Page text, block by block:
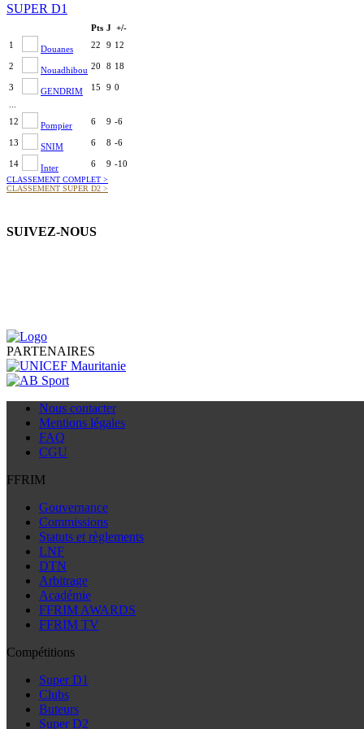
SUPER D1
Pts J +/-
1
Douanes 22 9 12
2 Nouadhibou 20 8 18
3 GENDRIM 15 9 0
12
Pompier 6 9 -6
13 SNIM 6 8 -6
14 Inter 6 9 -10
CLASSEMENT COMPLET >
CLASSEMENT SUPER D2 >
SUIVEZ-NOUS
PARTENAIRES
Nous contacter
Mentions légales
FAQ
CGU
FFRIM
Gouvernance
Commissions
Statuts et règlements
LNF
DTN
Arbitrage
Académie
FFRIM AWARDS
FFRIM TV
Compétitions
Super D1
Clubs
Buteurs
Super D2